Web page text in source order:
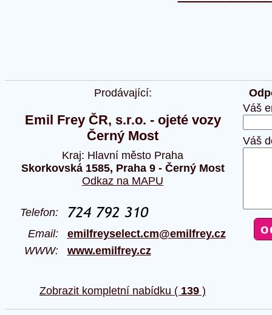
Prodávající:
Emil Frey ČR, s.r.o. - ojeté vozy
Černý Most
Kraj: Hlavní město Praha
Skorkovská 1585, Praha 9 - Černý Most
Odkaz na MAPU
Telefon:
Email: emilfreyselect.cm@emilfrey.cz
WWW: www.emilfrey.cz
Zobrazit kompletní nabídku ( 139 )
Váš
Váš